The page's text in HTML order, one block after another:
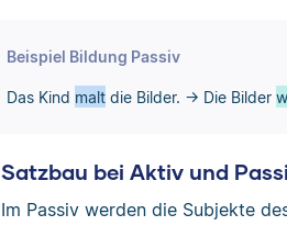
Beispiel Bildung Passiv
Das Kind maltdie Bilder. → Die Bilder
Satzbau bei Aktiv und
Im Passiv werden die Subjekte